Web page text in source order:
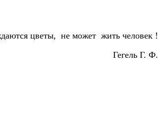
цветы, не может жить человек !
Гегель Г. Ф.